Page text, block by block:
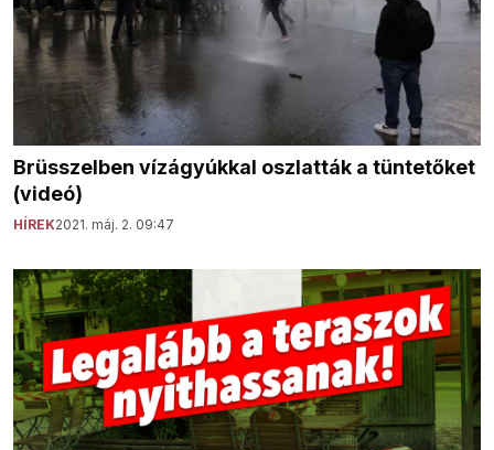
Brüsszelben vízágyúkkal oszlatták a tüntetőket
(videó)
HÍREK2021. máj. 2. 09:47